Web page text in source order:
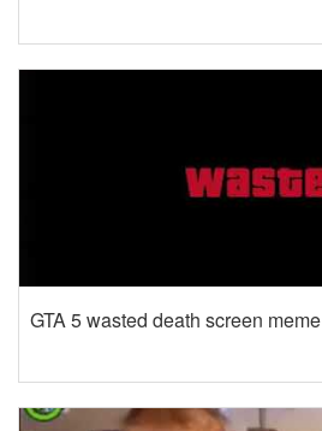
GTA 5 wasted death screen meme